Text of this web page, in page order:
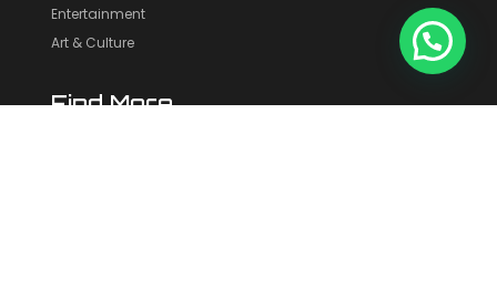
Entertainment
Art & Culture
Find More